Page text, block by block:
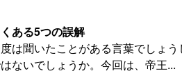
ある5つの誤解
は聞いたことがある言葉でしょ
ないでしょうか。今回は、帝王...